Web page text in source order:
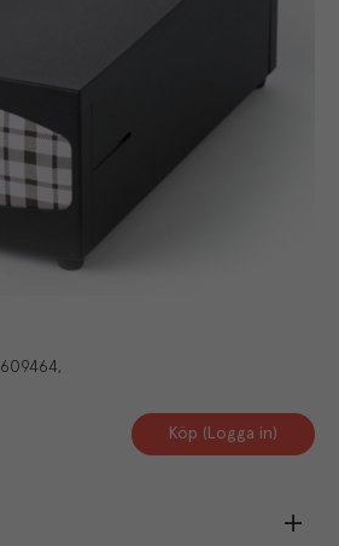
609464
Köp (Logga in)